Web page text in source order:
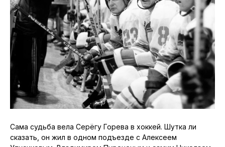
Сама судьба вела Серёгу Горева в хоккей. Шутка ли
сказать, он жил в одном подъезде с Алексеем